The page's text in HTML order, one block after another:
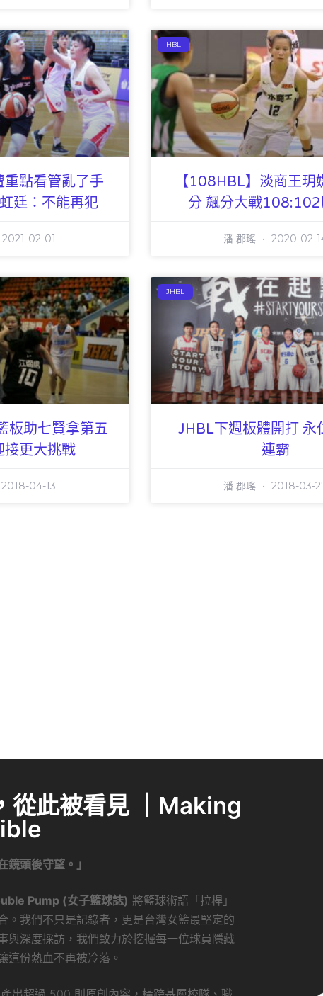
重點看管亂了手
廷：不能再犯
2021-02-01
HBL
【108HBL】淡商王玥
分 飆分大戰
潘 郡瑤 2020-02-
板助七賢拿第五
接更大挑戰
2018-04-13
JHBL
JHBL下週板體開打 永
連霸
潘 郡瑤 2018-03-
從此被看見 ｜Making
鏡頭後守望。」
Pump (女子籃球誌) 將籃球術語「拉桿」
。我們不只是記錄者，更是台灣女籃最堅定的
與深度採訪，我們致力於挖掘每一位球員隱藏
這份熱血不再被冷落。